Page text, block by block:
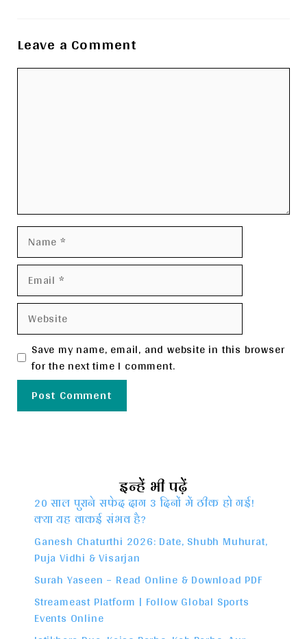
Leave a Comment
Comment
Name
Email
Website
Save my name, email, and website in this browser
for the next time I comment.
इन्हें भी पढ़ें
20 साल पुराने सफेद दाग 3 दिनों में ठीक हो गई!
क्या यह वाकई संभव है?
Ganesh Chaturthi 2026: Date, Shubh Muhurat,
Puja Vidhi & Visarjan
Surah Yaseen – Read Online & Download PDF
Streameast Platform | Follow Global Sports
Events Online